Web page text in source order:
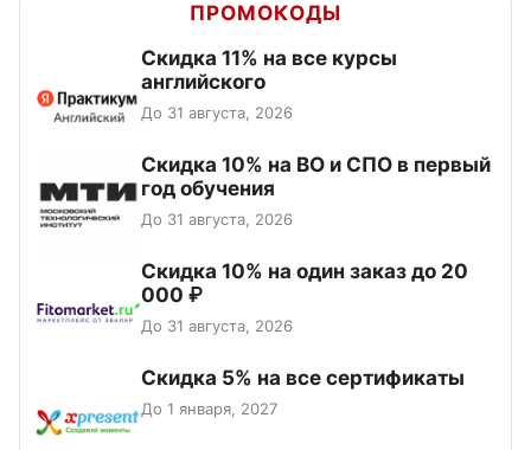
ПРОМОКОДЫ
Скидка 11% на все курсы
английского
До 31 августа, 2026
Скидка 10% на ВО и СПО в первый
год обучения
До 31 августа, 2026
Скидка 10% на один заказ до 20
000 ₽
До 31 августа, 2026
Скидка 5% на все сертификаты
До 1 января, 2027